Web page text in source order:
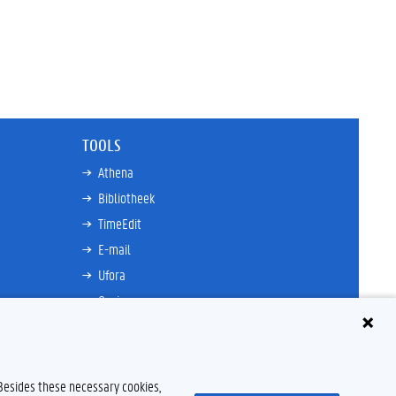
TOOLS
Athena
Bibliotheek
TimeEdit
E-mail
Ufora
Oasis
these necessary cookies,